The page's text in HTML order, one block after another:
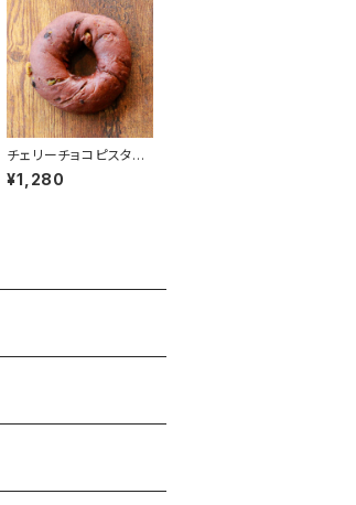
チェリーチョコピスタチ
オ【4個】
¥1,280